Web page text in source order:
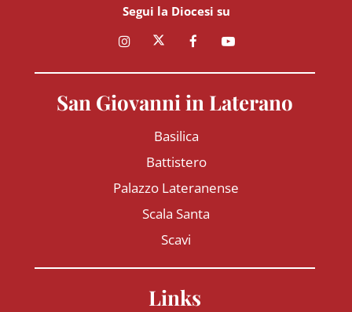
Segui la Diocesi su
San Giovanni in Laterano
Basilica
Battistero
Palazzo Lateranense
Scala Santa
Scavi
Links